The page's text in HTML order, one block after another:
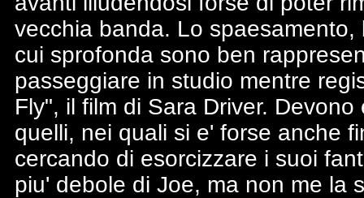
vecchia banda. Lo
cui sprofonda sono ben
passeggiare in studio mentre
Fly", il film di Sara Driver.
quelli, nei quali si e' forse anche
cercando di esorcizzare i suoi
piu' debole di Joe, ma non me la